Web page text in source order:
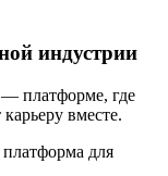
индустрии
— платформе, где
вместе.
для